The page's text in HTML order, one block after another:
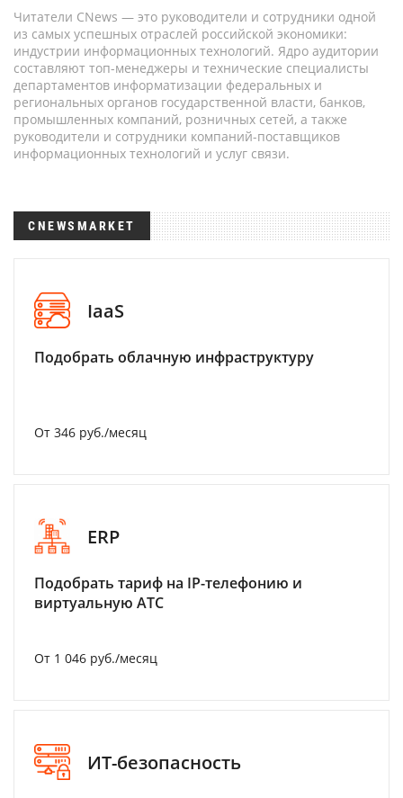
Читатели CNews — это руководители и сотрудники одной
из самых успешных отраслей российской экономики:
индустрии информационных технологий. Ядро аудитории
составляют топ-менеджеры и технические специалисты
департаментов информатизации федеральных и
региональных органов государственной власти, банков,
промышленных компаний, розничных сетей, а также
руководители и сотрудники компаний-поставщиков
информационных технологий и услуг связи.
CNEWSMARKET
IaaS
Подобрать облачную инфраструктуру
От 346 руб./месяц
ERP
Подобрать тариф на IP-телефонию и
виртуальную АТС
От 1 046 руб./месяц
ИТ-безопасность